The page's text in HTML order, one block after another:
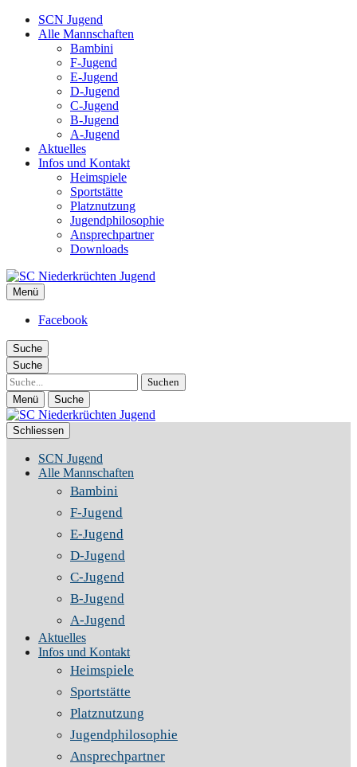
SCN Jugend
Alle Mannschaften
Bambini
F-Jugend
E-Jugend
D-Jugend
C-Jugend
B-Jugend
A-Jugend
Aktuelles
Infos und Kontakt
Heimspiele
Sportstätte
Platznutzung
Jugendphilosophie
Ansprechpartner
Downloads
SC Niederkrüchten Jugend
Menü
Facebook
Suche
Suche
Suche
Menü Suche
Schliessen
SCN Jugend
Alle Mannschaften
Bambini
F-Jugend
E-Jugend
D-Jugend
C-Jugend
B-Jugend
A-Jugend
Aktuelles
Infos und Kontakt
Heimspiele
Sportstätte
Platznutzung
Jugendphilosophie
Ansprechpartner